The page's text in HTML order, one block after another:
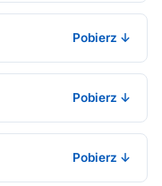
Pobierz ↓
Pobierz ↓
Pobierz ↓